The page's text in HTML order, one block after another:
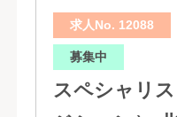
求人No. 12088
募集中
スペシャリ